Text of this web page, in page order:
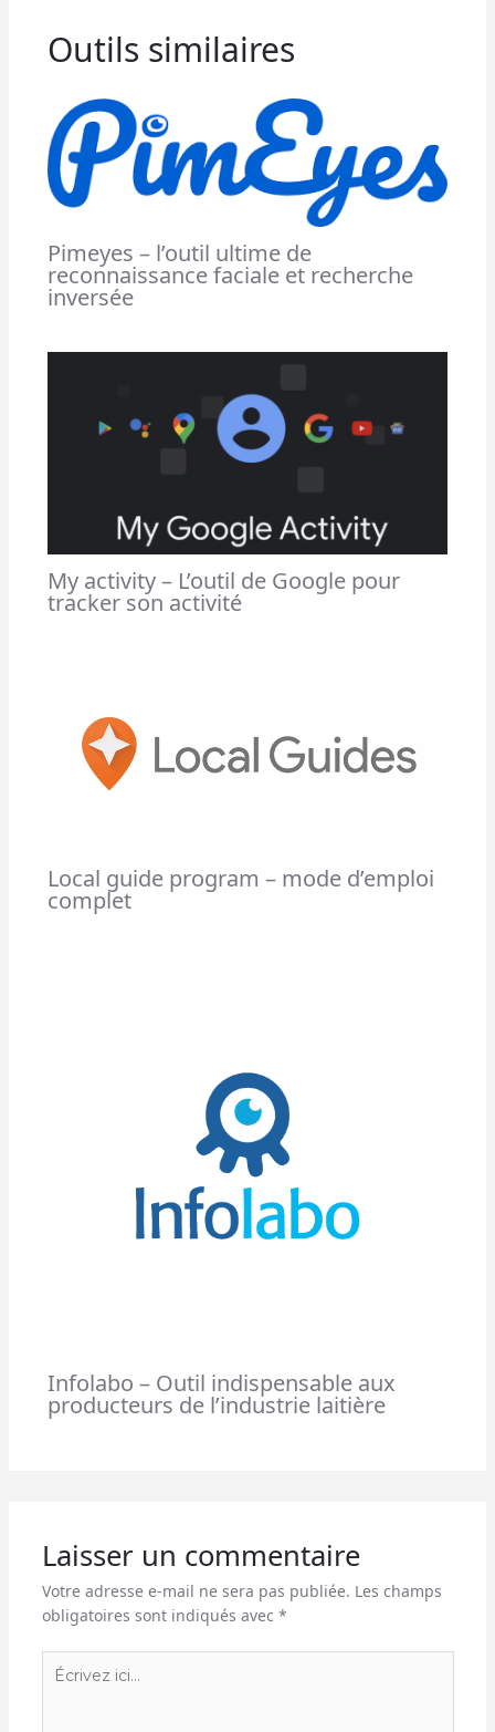
Outils similaires
Pimeyes – l’outil ultime de
reconnaissance faciale et recherche
inversée
My activity – L’outil de Google pour
tracker son activité
Local guide program – mode d’emploi
complet
Infolabo – Outil indispensable aux
producteurs de l’industrie laitière
Laisser un commentaire
Votre adresse e-mail ne sera pas publiée. Les champs
obligatoires sont indiqués avec *
Écrivez
ici…